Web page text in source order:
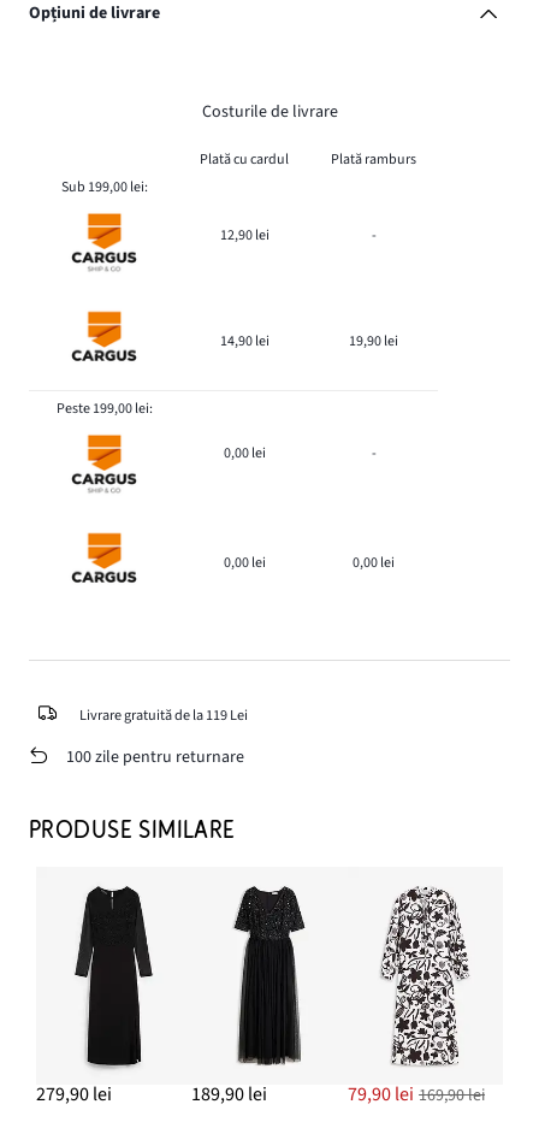
Opțiuni de livrare
Costurile de livrare
Plată cu cardul
Plată ramburs
Sub 199,00 lei:
12,90 lei -
14,90 lei 19,90 lei
Peste 199,00 lei:
0,00 lei -
0,00 lei 0,00 lei
Livrare gratuită de la 119 Lei
100 zile pentru returnare
PRODUSE SIMILARE
279,90 lei 189,90 lei 79,90 lei 169,90 lei